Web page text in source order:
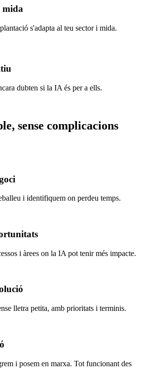
mida
s'adapta al teu sector i mida.
dubten si la IA és per a ells.
sense complicacions
i identifiquem on perdeu temps.
i àrees on la IA pot tenir més impacte.
lletra petita, amb prioritats i terminis.
i posem en marxa. Tot funcionant des